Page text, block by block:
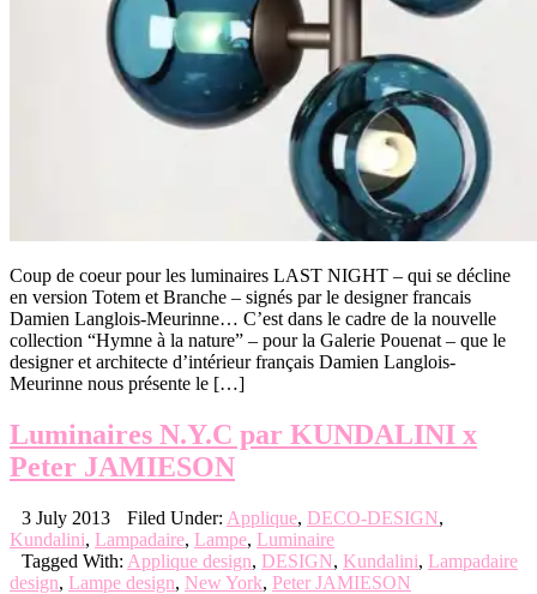
Coup de coeur pour les luminaires LAST NIGHT – qui se décline
en version Totem et Branche – signés par le designer francais
Damien Langlois-Meurinne… C’est dans le cadre de la nouvelle
collection “Hymne à la nature” – pour la Galerie Pouenat – que le
designer et architecte d’intérieur français Damien Langlois-
Meurinne nous présente le […]
Luminaires N.Y.C par KUNDALINI x
Peter JAMIESON
3 July 2013 Filed Under: Applique, DECO-DESIGN,
Kundalini, Lampadaire, Lampe, Luminaire
Tagged With: Applique design, DESIGN, Kundalini, Lampadaire
design, Lampe design, New York, Peter JAMIESON